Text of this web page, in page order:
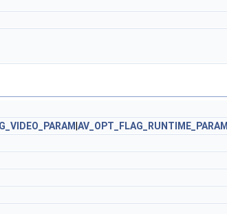
AV_OPT_FLAG_RUNTIME_PARAM